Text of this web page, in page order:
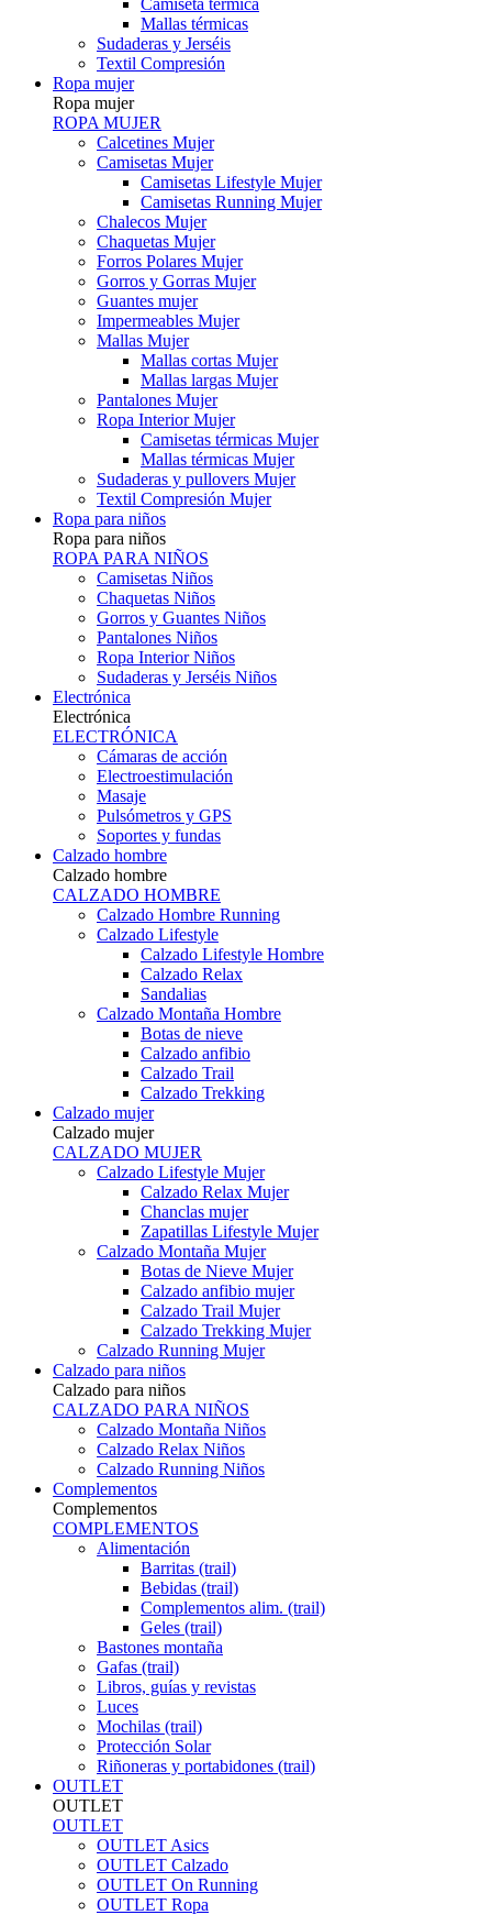
Camiseta térmica
Mallas térmicas
Sudaderas y Jerséis
Textil Compresión
Ropa mujer
Ropa mujer
ROPA MUJER
Calcetines Mujer
Camisetas Mujer
Camisetas Lifestyle Mujer
Camisetas Running Mujer
Chalecos Mujer
Chaquetas Mujer
Forros Polares Mujer
Gorros y Gorras Mujer
Guantes mujer
Impermeables Mujer
Mallas Mujer
Mallas cortas Mujer
Mallas largas Mujer
Pantalones Mujer
Ropa Interior Mujer
Camisetas térmicas Mujer
Mallas térmicas Mujer
Sudaderas y pullovers Mujer
Textil Compresión Mujer
Ropa para niños
Ropa para niños
ROPA PARA NIÑOS
Camisetas Niños
Chaquetas Niños
Gorros y Guantes Niños
Pantalones Niños
Ropa Interior Niños
Sudaderas y Jerséis Niños
Electrónica
Electrónica
ELECTRÓNICA
Cámaras de acción
Electroestimulación
Masaje
Pulsómetros y GPS
Soportes y fundas
Calzado hombre
Calzado hombre
CALZADO HOMBRE
Calzado Hombre Running
Calzado Lifestyle
Calzado Lifestyle Hombre
Calzado Relax
Sandalias
Calzado Montaña Hombre
Botas de nieve
Calzado anfibio
Calzado Trail
Calzado Trekking
Calzado mujer
Calzado mujer
CALZADO MUJER
Calzado Lifestyle Mujer
Calzado Relax Mujer
Chanclas mujer
Zapatillas Lifestyle Mujer
Calzado Montaña Mujer
Botas de Nieve Mujer
Calzado anfibio mujer
Calzado Trail Mujer
Calzado Trekking Mujer
Calzado Running Mujer
Calzado para niños
Calzado para niños
CALZADO PARA NIÑOS
Calzado Montaña Niños
Calzado Relax Niños
Calzado Running Niños
Complementos
Complementos
COMPLEMENTOS
Alimentación
Barritas (trail)
Bebidas (trail)
Complementos alim. (trail)
Geles (trail)
Bastones montaña
Gafas (trail)
Libros, guías y revistas
Luces
Mochilas (trail)
Protección Solar
Riñoneras y portabidones (trail)
OUTLET
OUTLET
OUTLET
OUTLET Asics
OUTLET Calzado
OUTLET On Running
OUTLET Ropa